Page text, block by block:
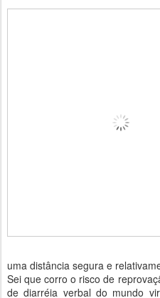
uma distância segura e
Sei que corro o risco de
de diarréia verbal do mundo